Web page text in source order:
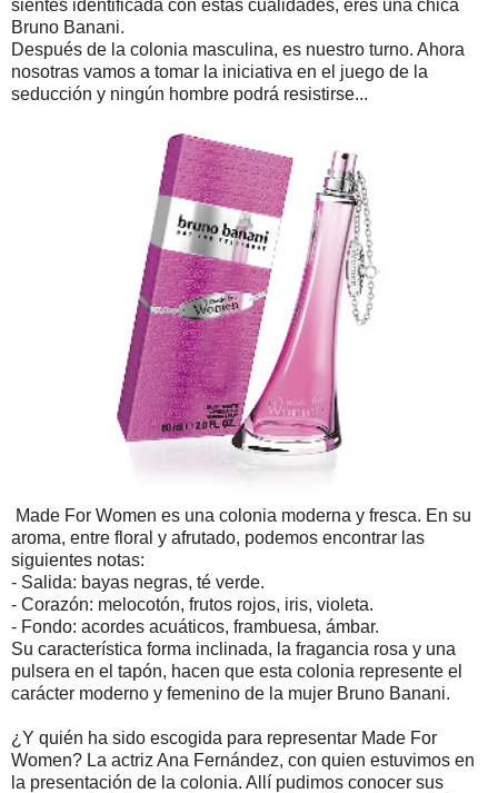
sientes identificada con estas cualidades, eres una chica
Bruno Banani.
Después de la colonia masculina, es nuestro turno. Ahora
nosotras vamos a tomar la iniciativa en el juego de la
seducción y ningún hombre podrá resistirse...
Made For Women es una colonia moderna y fresca. En su
aroma, entre floral y afrutado, podemos encontrar las
siguientes notas:
- Salida: bayas negras, té verde.
- Corazón: melocotón, frutos rojos, iris, violeta.
- Fondo: acordes acuáticos, frambuesa, ámbar.
Su característica forma inclinada, la fragancia rosa y una
pulsera en el tapón, hacen que esta colonia represente el
carácter moderno y femenino de la mujer Bruno Banani.
¿Y quién ha sido escogida para representar Made For
Women? La actriz Ana Fernández, con quien estuvimos en
la presentación de la colonia. Allí pudimos conocer sus